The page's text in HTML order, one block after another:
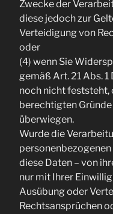
Zwecke der
diese jedoch zur
Verteidigung von
oder
(4) wenn Sie
gemäß Art. 21 Abs.
noch nicht feststeht,
berechtigten
überwiegen.
Wurde die
diese Daten – von
nur mit Ihrer
Ausübung oder
Rechtsansprüchen